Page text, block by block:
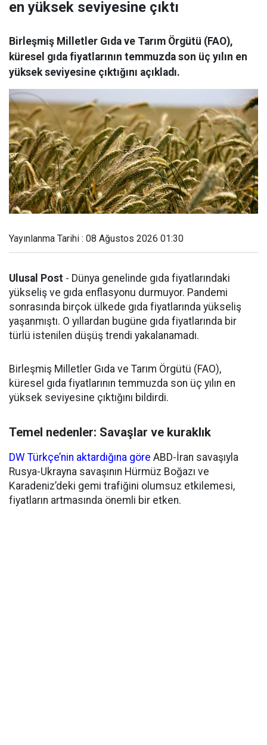
en yüksek seviyesine çıktı
Birleşmiş Milletler Gıda ve Tarım Örgütü (FAO),
küresel gıda fiyatlarının temmuzda son üç yılın en
yüksek seviyesine çıktığını açıkladı.
Yayınlanma Tarihi : 08 Ağustos 2026 01:30
Ulusal Post - Dünya genelinde gıda fiyatlarındaki
yükseliş ve gıda enflasyonu durmuyor. Pandemi
sonrasında birçok ülkede gıda fiyatlarında yükseliş
yaşanmıştı. O yıllardan bugüne gıda fiyatlarında bir
türlü istenilen düşüş trendi yakalanamadı.
Birleşmiş Milletler Gıda ve Tarım Örgütü (FAO),
küresel gıda fiyatlarının temmuzda son üç yılın en
yüksek seviyesine çıktığını bildirdi.
Temel nedenler: Savaşlar ve kuraklık
DW Türkçe’nin aktardığına göre ABD-İran savaşıyla
Rusya-Ukrayna savaşının Hürmüz Boğazı ve
Karadeniz’deki gemi trafiğini olumsuz etkilemesi,
fiyatların artmasında önemli bir etken.